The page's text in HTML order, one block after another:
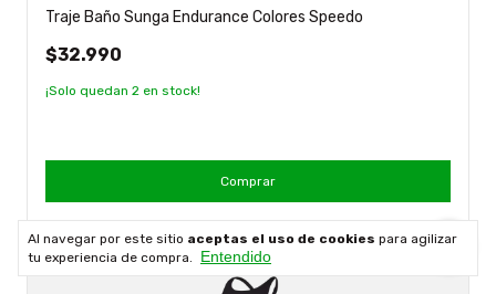
Al navegar por este sitio aceptas el uso de cookies para agilizar
tu experiencia de compra.
Entendido
Traje Baño Sunga Endurance Colores Speedo
$32.990
¡Solo quedan 2 en stock!
Comprar